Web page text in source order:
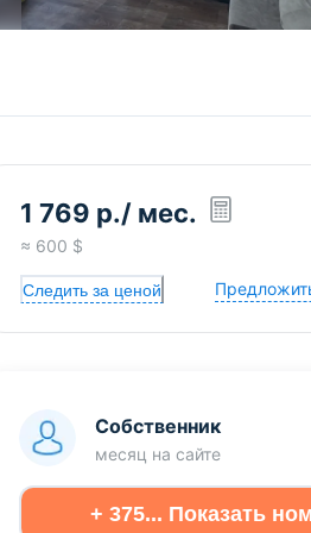
1 769 р./ мес.
≈ 600 $
Следить за ценой
Собственник
месяц на сайте
+ 375... Показать